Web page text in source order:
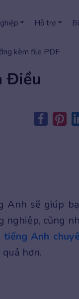
Hỗ trợ
kèm file PDF
Điều
Anh sẽ giúp
nghiệp, cũng
tiếng Anh
hơn.